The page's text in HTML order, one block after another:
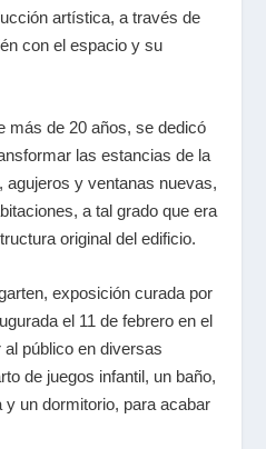
artística, a través de
con el espacio y su
más de 20 años, se dedicó
las estancias de la
agujeros y ventanas nuevas,
a tal grado que era
original del edificio.
exposición curada por
el 11 de febrero en el
público en diversas
de juegos infantil, un baño,
y un dormitorio, para acabar